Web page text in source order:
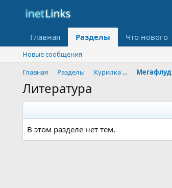
Главная Разделы Что нового
Новые сообщения
Главная
Разделы Курилка ... Мегафлуд
Литература
В этом разделе нет тем.